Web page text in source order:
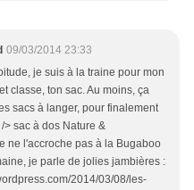
09/03/2014 23:33
je suis à la traine pour mon
classe, ton sac. Au moins, ça
sacs à langer, pour finalement
> sac à dos Nature &
ne l'accroche pas à la Bugaboo
je parle de jolies jambières :
2014/03/08/les-